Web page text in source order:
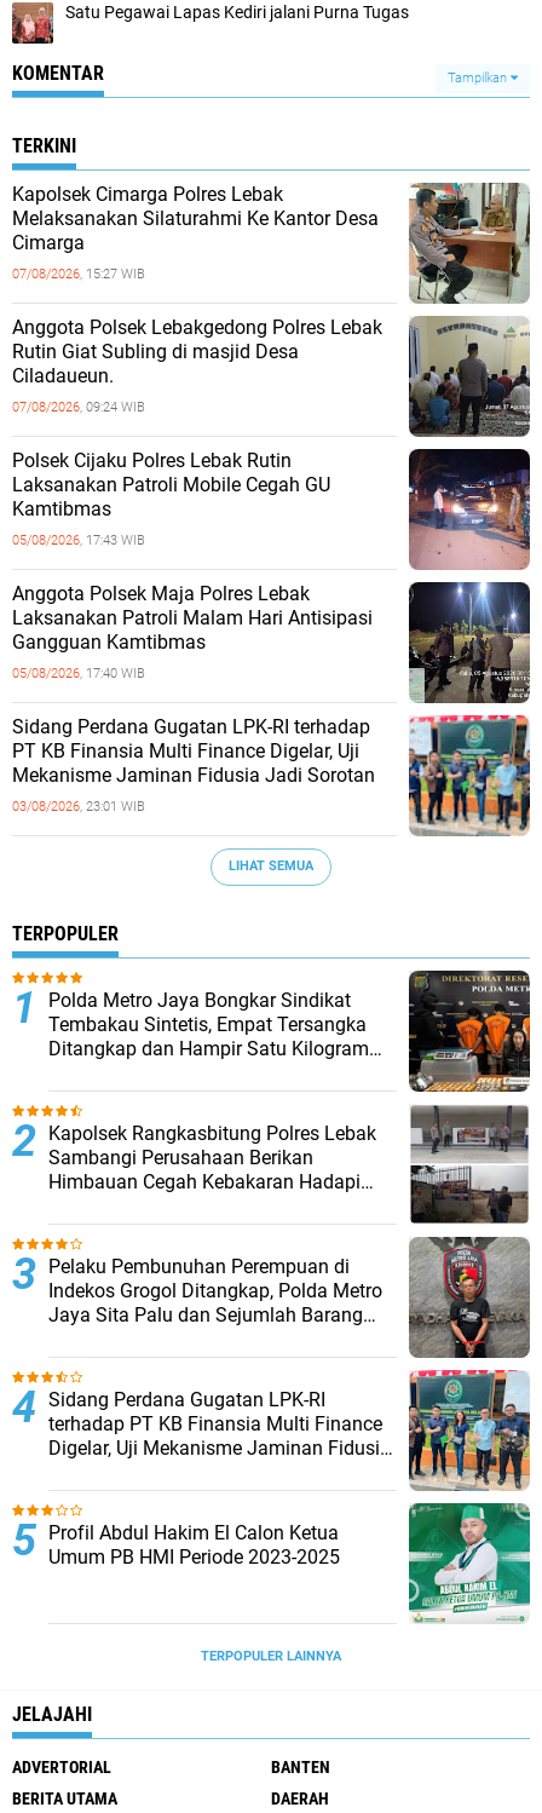
Satu Pegawai Lapas Kediri jalani Purna Tugas
KOMENTAR Tampilkan
TERKINI
Kapolsek Cimarga Polres Lebak
Melaksanakan Silaturahmi Ke Kantor Desa
Cimarga
07/08/2026, 15:27 WIB
Anggota Polsek Lebakgedong Polres Lebak
Rutin Giat Subling di masjid Desa
Ciladaueun.
07/08/2026, 09:24 WIB
Polsek Cijaku Polres Lebak Rutin
Laksanakan Patroli Mobile Cegah GU
Kamtibmas
05/08/2026, 17:43 WIB
Anggota Polsek Maja Polres Lebak
Laksanakan Patroli Malam Hari Antisipasi
Gangguan Kamtibmas
05/08/2026, 17:40 WIB
Sidang Perdana Gugatan LPK-RI terhadap
PT KB Finansia Multi Finance Digelar, Uji
Mekanisme Jaminan Fidusia Jadi Sorotan
03/08/2026, 23:01 WIB
LIHAT SEMUA
TERPOPULER
‎Polda Metro Jaya Bongkar Sindikat
Tembakau Sintetis, Empat Tersangka
Ditangkap dan Hampir Satu Kilogram
Kapolsek Rangkasbitung Polres Lebak
Sambangi Perusahaan Berikan
Himbauan Cegah Kebakaran Hadapi
Pelaku Pembunuhan Perempuan di
Indekos Grogol Ditangkap, Polda Metro
Jaya Sita Palu dan Sejumlah Barang
Sidang Perdana Gugatan LPK-RI
terhadap PT KB Finansia Multi Finance
Digelar, Uji Mekanisme Jaminan Fidusia
Profil Abdul Hakim El Calon Ketua
Umum PB HMI Periode 2023-2025
TERPOPULER LAINNYA
JELAJAHI
ADVERTORIAL
BANTEN
BERITA UTAMA
DAERAH